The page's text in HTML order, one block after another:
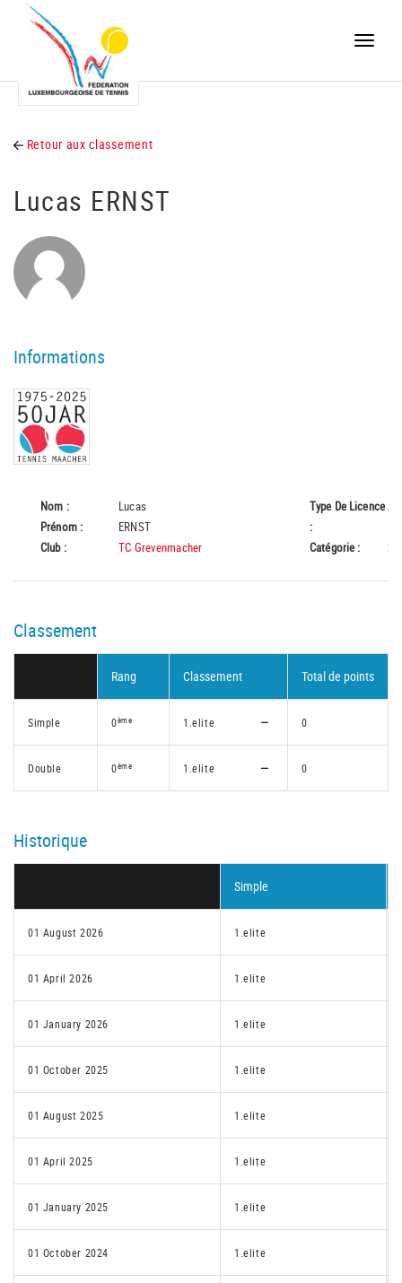
Toggle
Retour aux classement
Lucas ERNST
Informations
Nom :
Lucas
Prénom :
ERNST
Club :
TC Grevenmacher
Type De Licence
:
A
Catégorie :
Classement
Rang Classement Total de points
Simple 0ème 1.elite 0
Double 0ème 1.elite 0
Historique
Simple
01 August 2026 1.elite
01 April 2026 1.elite
01 January 2026 1.elite
01 October 2025 1.elite
01 August 2025 1.elite
01 April 2025 1.elite
01 January 2025 1.elite
01 October 2024 1.elite